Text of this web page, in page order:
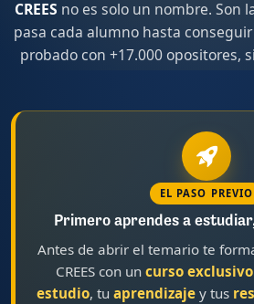
CREES no es solo un nombre. Son
pasa cada alumno hasta
probado con +17.000 opositores,
EL PASO PREVIO
Primero aprendes a
Antes de abrir el temario te
CREES con un curso exclusivo
estudio, tu aprendizaje y tus